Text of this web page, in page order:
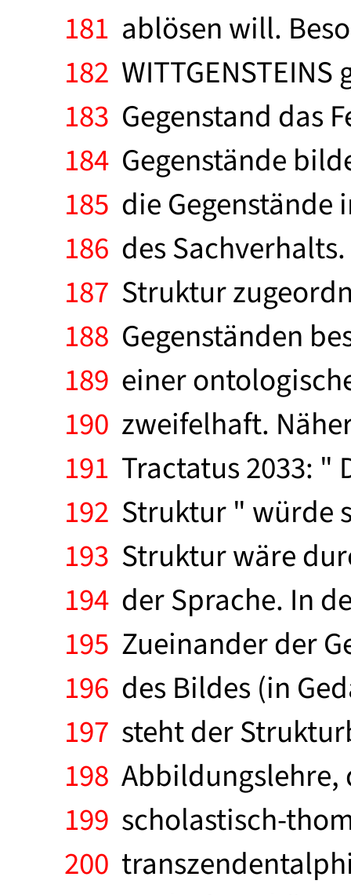
181 ablösen will.
182
183 Gegenstand das
184 Gegenstände
185 die
186 des
187 Struktur
188 Gegenständen
189 einer
190 zweifelhaft.
191 Tractatus 2033: "
192 Struktur " würde
193 Struktur wäre
194 der Sprache. In
195 Zueinander der
196 des Bildes (in
197 steht der
198 Abbildungslehre,
199 scholastisch-
200